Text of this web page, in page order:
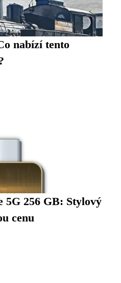
nabízí tento
256 GB: Stylový
cenu